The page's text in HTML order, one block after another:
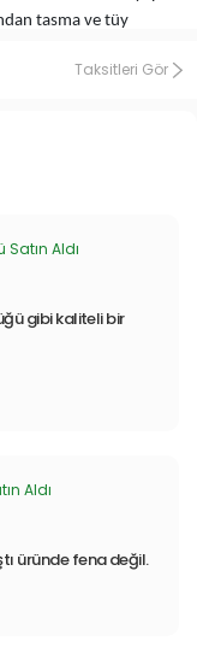
tasma ve tüy
TV’de
dünyasına
Taksitleri Gör
Satın Aldı
gibi kaliteli bir
Aldı
üründe fena değil.